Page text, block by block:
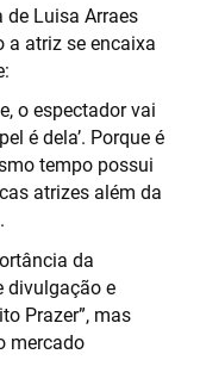
Luisa Arraes
atriz se encaixa
o espectador vai
é dela’. Porque é
tempo possui
atrizes além da
da
divulgação e
Prazer”, mas
mercado